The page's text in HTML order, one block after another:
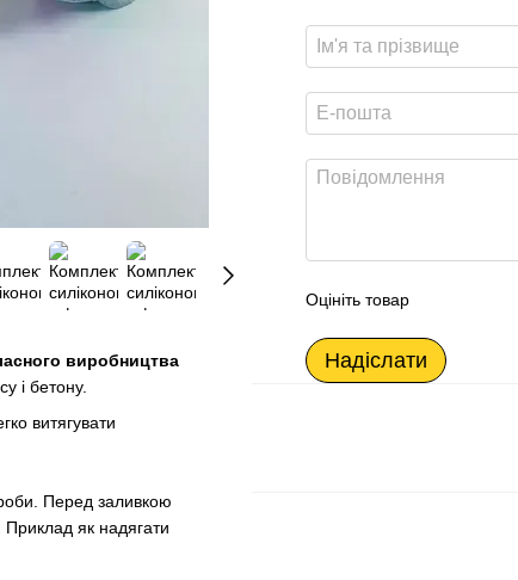
виробництва
і бетону.
витягувати
Перед заливкою
Приклад як надягати
Оцініть товар
Надіслати